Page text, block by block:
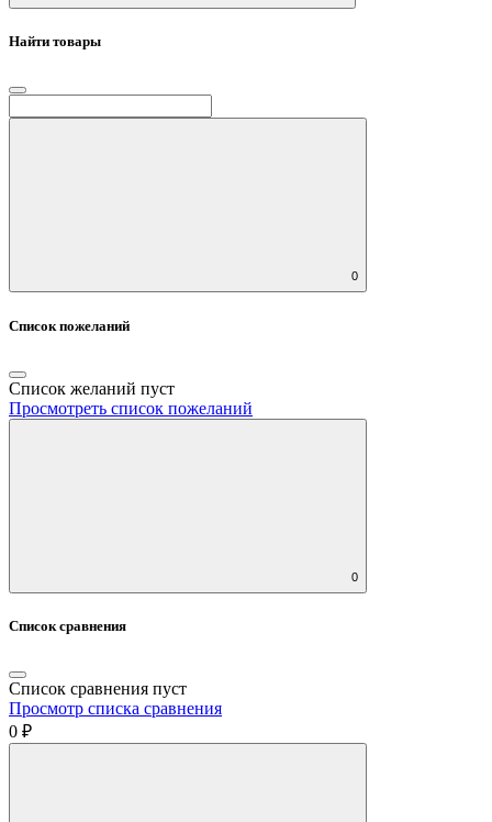
Найти товары
0
Список пожеланий
Список желаний пуст
Просмотреть список пожеланий
0
Список сравнения
Список сравнения пуст
Просмотр списка сравнения
0 ₽